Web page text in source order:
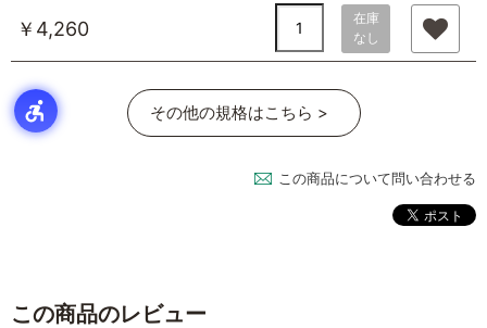
￥4,260
在庫
なし
その他の規格はこちら >
この商品について問い合わせる
この商品のレビュー